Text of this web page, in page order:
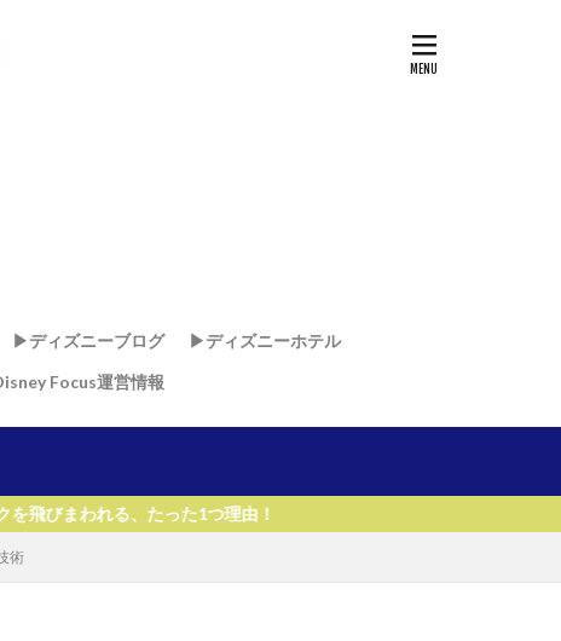
ド
ド・リゾート & スパ
リゾート
リ・ワールド・リゾート
▶︎ディズニーブログ
▶︎ディズニーホテル
Focus運営情報
った1つ理由！
術